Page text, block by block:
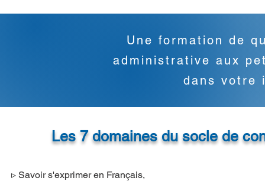
Une formation de
administrative aux
dans votre
Les 7 domaines du socle de
▹ Savoir s'exprimer en Français,